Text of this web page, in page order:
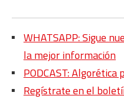
WHATSAPP: Sigue
la mejor información
PODCAST:
Regístrate en el